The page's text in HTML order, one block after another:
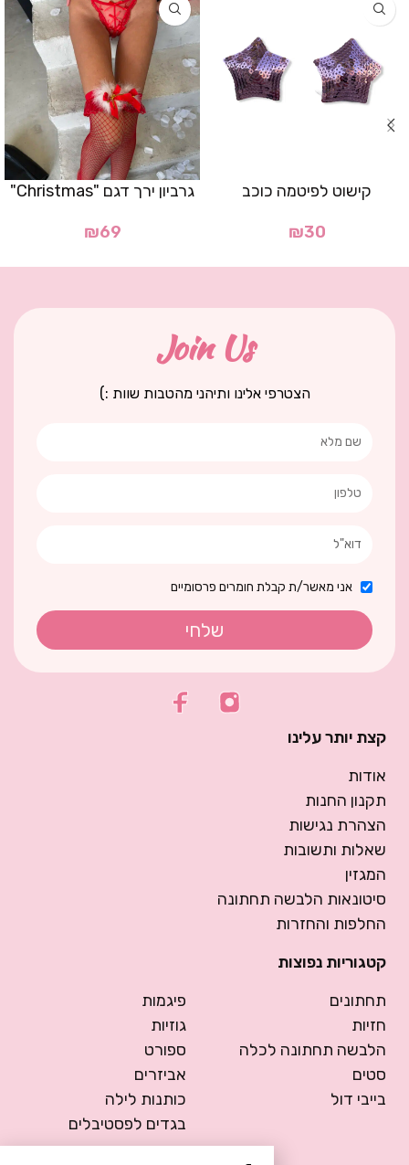
קישוט לפיטמה כוכב
₪30
גרביון ירך דגם "Christmas"
₪69
Join Us
הצטרפי אלינו ותיהני מהטבות שוות :)
אני מאשר/ת קבלת חומרים פרסומיים
שלחי
קצת יותר עלינו
אודות
תקנון החנות
הצהרת נגישות
שאלות ותשובות
המגזין
סיטונאות הלבשה תחתונה
החלפות והחזרות
קטגוריות נפוצות
תחתונים
חזיות
הלבשה תחתונה לכלה
סטים
בייבי דול
פיגמות
גוזיות
ספורט
אביזרים
כותנות לילה
בגדים לפסטיבלים